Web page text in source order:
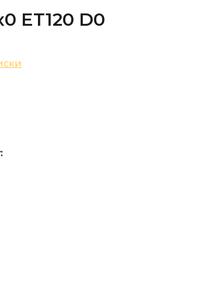
ET120 D0